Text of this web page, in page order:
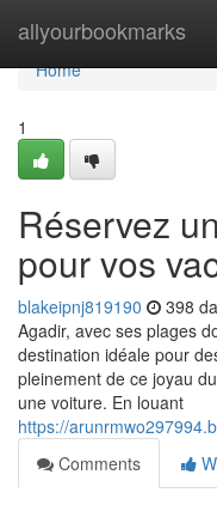
allyourbookmarks
Home
Home
1
Réservez
pour vos
blakeipnj819190 398
Agadir, avec ses plages
destination idéale pour
pleinement de ce joyau
une voiture. En louant
https://
Comments